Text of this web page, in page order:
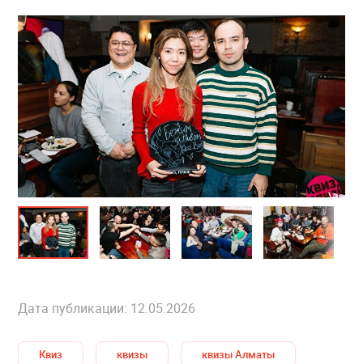
Дата публикации: 12.05.2026
Квиз квизы квизы Алматы